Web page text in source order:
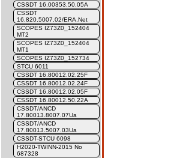
CSSDT 16.00353.50.05A
CSSDT
16.820.5007.02/ERA.Net
SCOPES IZ73Z0_152404
MT2
SCOPES IZ73Z0_152404
MT1
SCOPES IZ73Z0_152734
STCU 6011
CSSDT 16.80012.02.25F
CSSDT 16.80012.02.24F
CSSDT 16.80012.02.05F
CSSDT 16.80012.50.22A
CSSDT/ANCD
17.80013.8007.07Ua
CSSDT/ANCD
17.80013.5007.03Ua
CSSDT-STCU 6098
H2020-TWINN-2015 No
687328